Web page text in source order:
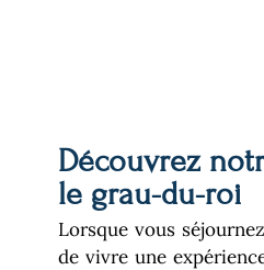
Découvrez
le grau-du-roi
Lorsque vous
de vivre une